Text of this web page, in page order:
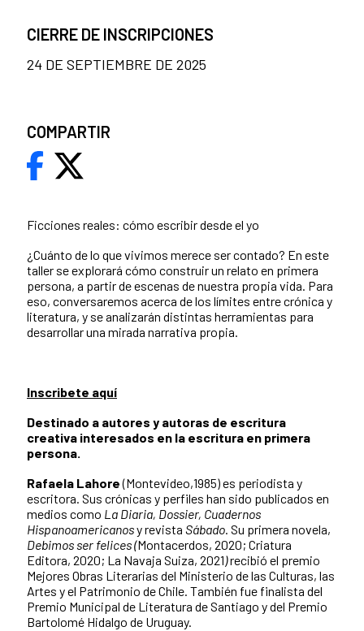
Ficciones reales: cómo escribir desde el yo
¿Cuánto de lo que vivimos merece ser contado? En este
taller se explorará cómo construir un relato en primera
persona, a partir de escenas de nuestra propia vida. Para
eso, conversaremos acerca de los límites entre crónica y
literatura, y se analizarán distintas herramientas para
desarrollar una mirada narrativa propia.
Inscribete aquí
Destinado a autores y autoras de escritura
creativa interesados en la escritura en primera
persona.
Rafaela Lahore(Montevideo,1985) es periodista y
escritora. Sus crónicas y perfiles han sido publicados en
medios como La Diaria, Dossier, Cuadernos
Hispanoamericanosy revista Sábado. Su primera novela,
Debimos ser felices (Montacerdos, 2020; Criatura
Editora, 2020; La Navaja Suiza, 2021)recibió el premio
Mejores Obras Literarias del Ministerio de las Culturas, las
Artes y el Patrimonio de Chile. También fue finalista del
Premio Municipal de Literatura de Santiago y del Premio
Bartolomé Hidalgo de Uruguay.
CIERRE DE INSCRIPCIONES
24 DE SEPTIEMBRE DE 2025
COMPARTIR